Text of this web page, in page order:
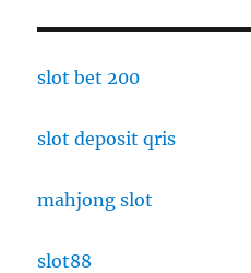
slot bet 200
slot deposit qris
mahjong slot
slot88